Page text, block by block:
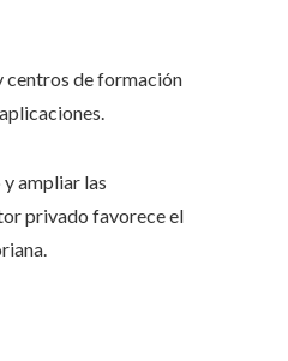
centros de formación
ampliar las
privado favorece el